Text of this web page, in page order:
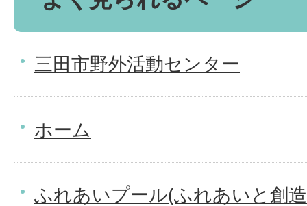
三田市野外活動センター
ホーム
ふれあいプール(ふれあいと創